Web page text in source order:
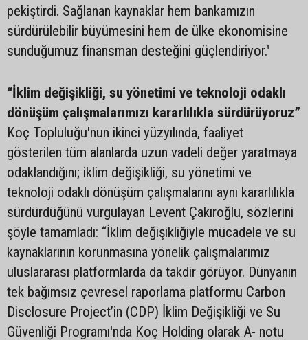
pekiştirdi. Sağlanan kaynaklar hem bankamızın
sürdürülebilir büyümesini hem de ülke ekonomisine
sunduğumuz finansman desteğini güçlendiriyor."
“İklim değişikliği, su yönetimi ve teknoloji odaklı
dönüşüm çalışmalarımızı kararlılıkla sürdürüyoruz”
Koç Topluluğu'nun ikinci yüzyılında, faaliyet
gösterilen tüm alanlarda uzun vadeli değer yaratmaya
odaklandığını; iklim değişikliği, su yönetimi ve
teknoloji odaklı dönüşüm çalışmalarını aynı kararlılıkla
sürdürdüğünü vurgulayan Levent Çakıroğlu, sözlerini
şöyle tamamladı: “İklim değişikliğiyle mücadele ve su
kaynaklarının korunmasına yönelik çalışmalarımız
uluslararası platformlarda da takdir görüyor. Dünyanın
tek bağımsız çevresel raporlama platformu Carbon
Disclosure Project’in (CDP) İklim Değişikliği ve Su
Güvenliği Programı'nda Koç Holding olarak A- notu